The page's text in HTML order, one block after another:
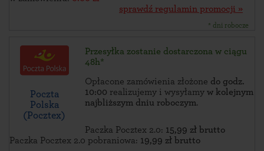
sprawdź regulamin promocji »
* dni robocze
Poczta
Polska
(Pocztex)
Przesyłka zostanie dostarczona w ciągu
48h*
Opłacone zamówienia złożone do godz.
10:00 realizujemy i wysyłamy w kolejnym
najbliższym dniu roboczym.
Paczka Pocztex 2.0: 15,99 zł brutto
Paczka Pocztex 2.0 pobraniowa: 19,99 zł brutto